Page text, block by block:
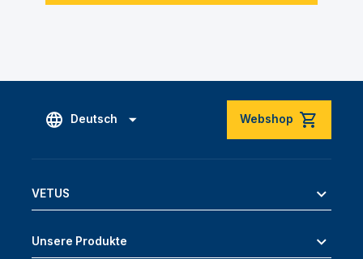
Deutsch Webshop
VETUS
Unsere Produkte